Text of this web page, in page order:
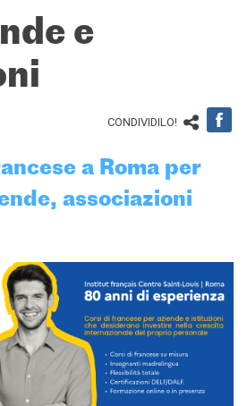
linguistici in
E CERTIFICAZIONI
per adulti
E SCUOLE
le scuole
e
CONDIVIDILO!
a Roma per
associazioni